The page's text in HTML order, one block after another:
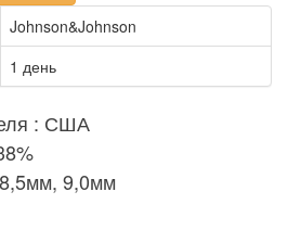
Johnson&Johnson
1 день
: США
9,0мм